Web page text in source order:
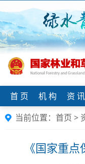
首 页 机 构 资 讯
当前位置： 首页 >
《国家重